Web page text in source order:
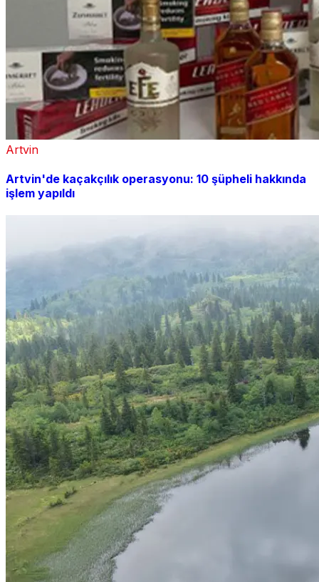
Artvin
Artvin'de kaçakçılık operasyonu: 10 şüpheli hakkında
işlem yapıldı